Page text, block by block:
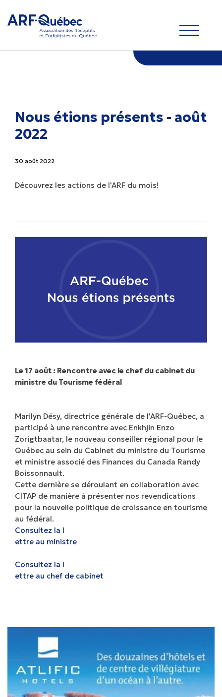
Nous étions présents - août
2022
30 août 2022
Découvrez les actions de l'ARF du mois!
Le 17 août : Rencontre avec le chef du cabinet du
ministre du Tourisme fédéral
Marilyn Désy, directrice générale de l'ARF-Québec, a
participé à une rencontre avec Enkhjin Enzo
Zorigtbaatar, le nouveau conseiller régional pour le
Québec au sein du Cabinet du ministre du Tourisme
et ministre associé des Finances du Canada Randy
Boissonnault.
Cette dernière se déroulant en collaboration avec
CITAP de manière à présenter nos revendications
pour la nouvelle politique de croissance en tourisme
au fédéral.
Consultez la l
ettre au ministre
Consultez la l
ettre au chef de cabinet